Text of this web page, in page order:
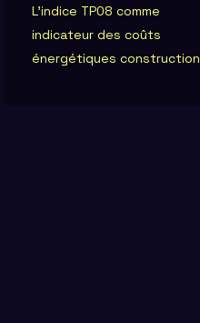
L’indice TP08 comme
indicateur des coûts
énergétiques construction